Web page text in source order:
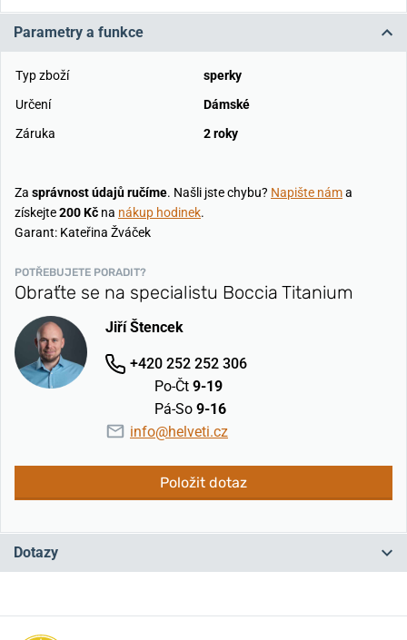
Parametry a funkce
Typ zboží
sperky
Určení
Dámské
Záruka
2 roky
Za správnost údajů ručíme. Našli jste chybu? Napište náma
získejte200 Kč na nákup hodinek.
Garant: Kateřina Žváček
POTŘEBUJETE PORADIT?
Obraťte se na specialistu Boccia Titanium
Jiří Štencek
+420 252 252 306
Po-Čt 9-19
Pá-So 9-16
info@helveti.cz
Položit dotaz
Dotazy
Máte otázku? Zanechte nám komentář